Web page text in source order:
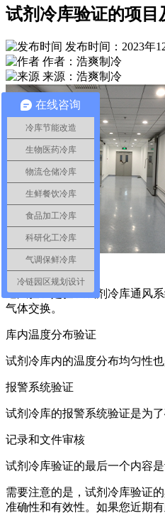
试剂冷库验证的项目
发布时间：2023年
作者：浩爽制冷
来源：浩爽制冷
通风验证
通风验证是验证试剂冷库通风
气体交换。
库内温度分布验证
试剂冷库内的温度分布均匀性
报警系统验证
试剂冷库的报警系统验证是为
记录和文件审核
试剂冷库验证的最后一个内容
需要注意的是，试剂冷库验证
准确性和有效性。如果您近期
在线咨询
冷库节能改造
生物医药冷库
物流仓储冷库
生鲜餐饮冷库
食品加工冷库
科研化工冷库
气调保鲜冷库
冷链园区规划设计